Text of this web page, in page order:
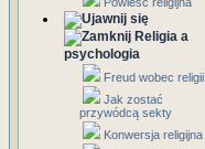
Religia a
psychologia
Freud wobec religii
Jak zostać
przywódcą sekty
Konwersja religijna